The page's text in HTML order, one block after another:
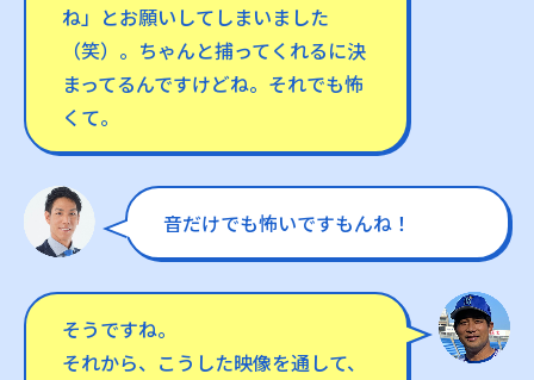
ね」とお願いしてしまいました
（笑）。ちゃんと捕ってくれるに決
まってるんですけどね。それでも怖
くて。
音だけでも怖いですもんね！
そうですね。
それから、こうした映像を通して、